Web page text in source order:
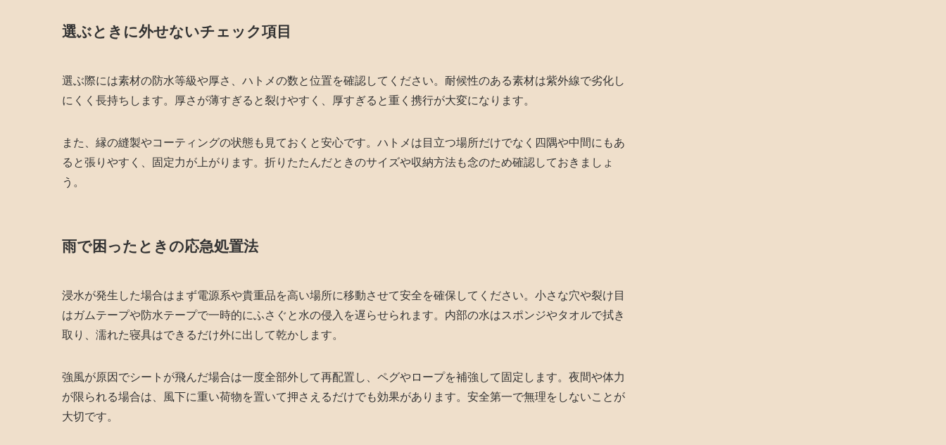
選ぶときに外せないチェック項目
選ぶ際には素材の防水等級や厚さ、ハトメの数と位置を確認してください。耐候性のある素材は紫外線で劣化し
にくく長持ちします。厚さが薄すぎると裂けやすく、厚すぎると重く携行が大変になります。
また、縁の縫製やコーティングの状態も見ておくと安心です。ハトメは目立つ場所だけでなく四隅や中間にもあ
ると張りやすく、固定力が上がります。折りたたんだときのサイズや収納方法も念のため確認しておきましょ
う。
雨で困ったときの応急処置法
浸水が発生した場合はまず電源系や貴重品を高い場所に移動させて安全を確保してください。小さな穴や裂け目
はガムテープや防水テープで一時的にふさぐと水の侵入を遅らせられます。内部の水はスポンジやタオルで拭き
取り、濡れた寝具はできるだけ外に出して乾かします。
強風が原因でシートが飛んだ場合は一度全部外して再配置し、ペグやロープを補強して固定します。夜間や体力
が限られる場合は、風下に重い荷物を置いて押さえるだけでも効果があります。安全第一で無理をしないことが
大切です。